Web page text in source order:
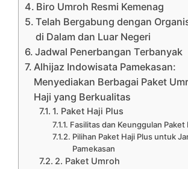
Biro Umroh Resmi Kemenag
Telah Bergabung dengan
di Dalam dan Luar Negeri
Jadwal Penerbangan Terbanyak
Alhijaz Indowisata Pamekasan:
Menyediakan Berbagai Paket
Haji yang Berkualitas
1. Paket Haji Plus
Fasilitas dan Keunggulan Paket
Pilihan Paket Haji Plus untuk
Pamekasan
2. Paket Umroh